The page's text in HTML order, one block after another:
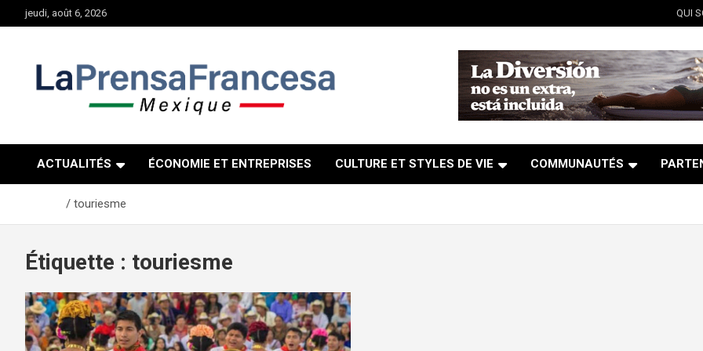
au
jeudi, août 6, 2026 QUI
ACTUALITÉS ÉCONOMIE ET ENTREPRISES CULTURE ET STYLES DE VIE COMMUNAUTÉS
touriesme
Étiquette : touriesme